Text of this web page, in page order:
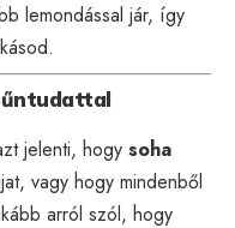
lemondással jár, így
jelenti, hogy soha
vagy hogy mindenből
arról szól, hogy